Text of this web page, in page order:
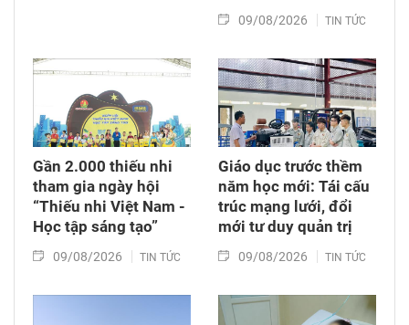
09/08/2026 TIN TỨC
Gần 2.000 thiếu nhi
tham gia ngày hội
“Thiếu nhi Việt Nam -
Học tập sáng tạo”
09/08/2026 TIN TỨC
Giáo dục trước thềm
năm học mới: Tái cấu
trúc mạng lưới, đổi
mới tư duy quản trị
09/08/2026 TIN TỨC